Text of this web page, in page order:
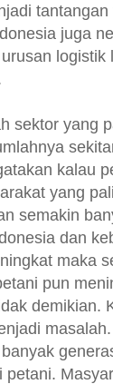
juga
logistik
sektor yang
kalau
yang
semakin
dan
maka
pun
demikian.
petani.